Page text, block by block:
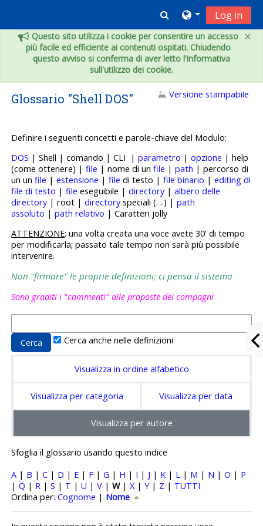
×
Questo sito utilizza i cookie per consentire un accesso
più facile ed efficiente ai contenuti ospitati. Chiudendo
questo avviso si conferma di aver letto l'informativa
sull'utilizzo dei cookie.
Toggle search
Log in
Glossario "Shell DOS" Versione stampabile
Definire i seguenti concetti e parole-chiave del Modulo:
DOS | Shell | comando | CLI |parametro |opzione | help
(come ottenere) |file | nome di unfile |path | percorso di
un unfile |estensione |file di testo |file binario |editing di
file di testo |file eseguibile |directory |albero delle
directory | root |directory speciali (. ..) |path
assoluto |path relativo | Caratteri jolly
ATTENZIONE: una volta creata una voce avete 30' di tempo
per modificarla; passato tale tempo non sarà più possibile
intervenire.
Non "firmare" le proprie definizioni; ci pensa il sistema
Sono graditi i "commenti" alle proposte dei compagni
Cerca anche nelle definizioni
Visualizza in ordine alfabetico
Visualizza per categoria Visualizza per data
Visualizza per autore
Sfoglia il glossario usando questo indice
A | B |C | D | E | F |G | H | I | J | K | L | M | N |O | P
|Q | R |S | T |U |V |W|X |Y| Z | TUTTI
Ordinato per Nome crescente
Ordina per:Cognome | Nome